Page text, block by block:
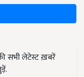
सभी लेटेस्ट ख़बरें